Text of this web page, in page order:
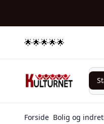
🌟🌟🌟🌟🌟
Forside Bolig og